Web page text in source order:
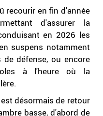
recourir en fin d'année
d'assurer la
en 2026 les
suspens notamment
défense, ou encore
à l'heure où la
désormais de retour
basse, d'abord de